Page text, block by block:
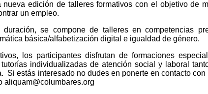
nueva edición de talleres formativos con el objetivo de
un empleo.
se compone de talleres en competencias
básica/alfabetización digital e igualdad de género.
los participantes disfrutan de formaciones
individualizadas de atención social y laboral
Si estás interesado no dudes en ponerte en contacto con
aliquam@columbares.org